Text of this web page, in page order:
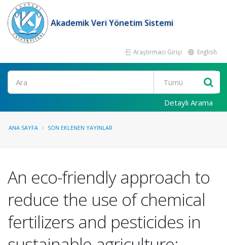
Akademik Veri Yönetim Sistemi
Araştırmacı Girişi English
Ara
Detaylı Arama
ANA SAYFA SON EKLENEN YAYINLAR
An eco-friendly approach to
reduce the use of chemical
fertilizers and pesticides in